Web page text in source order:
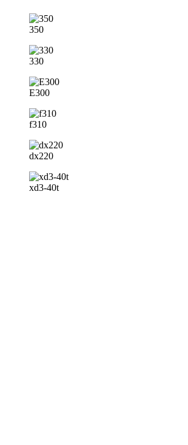
350
330
E300
f310
dx220
xd3-40t